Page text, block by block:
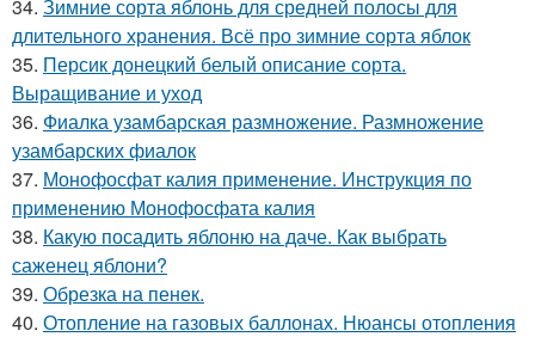
34. Зимние сорта яблонь для средней полосы для
длительного хранения. Всё про зимние сорта яблок
35. Персик донецкий белый описание сорта.
Выращивание и уход
36. Фиалка узамбарская размножение. Размножение
узамбарских фиалок
37. Монофосфат калия применение. Инструкция по
применению Монофосфата калия
38. Какую посадить яблоню на даче. Как выбрать
саженец яблони?
39. Обрезка на пенек.
40. Отопление на газовых баллонах. Нюансы отопления